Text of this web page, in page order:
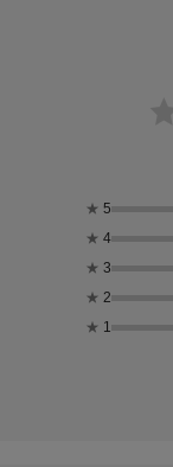
★ 5
★ 4
★ 3
★ 2
★ 1